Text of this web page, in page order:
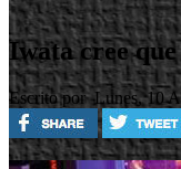
Iwata cree
Escrito porLunes, 10